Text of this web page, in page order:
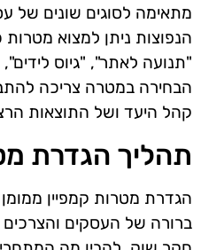
מתאימה לסוגים שונים של
הנפוצות ניתן למצוא
"תנועה לאתר", "גיוס
הבחירה במטרה צריכה
קהל היעד ושל התוצאות
תהליך הגדרת
הגדרת מטרות קמפיין
ברורה של העסקים